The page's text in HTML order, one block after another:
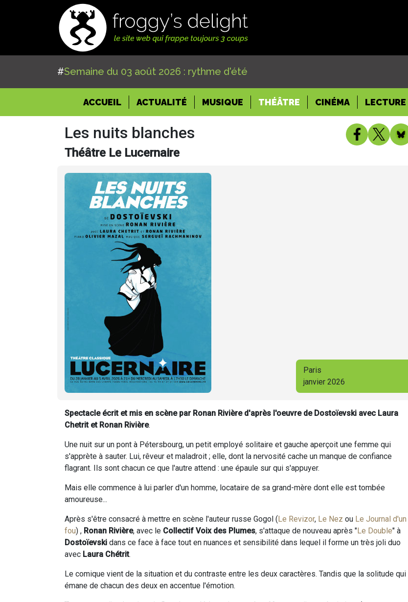
#Semaine du 03 août 2026 : rythme d'été
ACCUEIL(CURRENT)
ACTUALITÉ MUSIQUE THÉÂTRE CINÉMA LECTURE
Les nuits blanches
Théâtre Le Lucernaire
Paris
janvier 2026
Spectacle écrit et mis en scène par Ronan Rivière d'après l'oeuvre de Dostoïevski avec Laura
Chetrit et Ronan Rivière.
Une nuit sur un pont à Pétersbourg, un petit employé solitaire et gauche aperçoit une femme qui
s'apprète à sauter. Lui, rêveur et maladroit ; elle, dont la nervosité cache un manque de confiance
flagrant. Ils sont chacun ce que l'autre attend : une épaule sur qui s'appuyer.
Mais elle commence à lui parler d'un homme, locataire de sa grand-mère dont elle est tombée
amoureuse...
Après s'être consacré à mettre en scène l'auteur russe Gogol (Le Revizor, Le Nez ou Le Journal d'un
fou) , Ronan Rivière, avec le Collectif Voix des Plumes, s'attaque de nouveau après "Le Double" à
Dostoïevski dans ce face à face tout en nuances et sensibilité dans lequel il forme un très joli duo
avec Laura Chétrit.
Le comique vient de la situation et du contraste entre les deux caractères. Tandis que la solitude qui
émane de chacun des deux en accentue l'émotion.